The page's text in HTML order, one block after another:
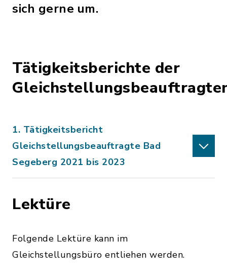
sich gerne um.
Tätigkeitsberichte der
1. Tätigkeitsbericht
Gleichstellungsbeauftragte Bad
Segeberg 2021 bis 2023
Lektüre
Folgende Lektüre kann im
Gleichstellungsbüro entliehen werden.